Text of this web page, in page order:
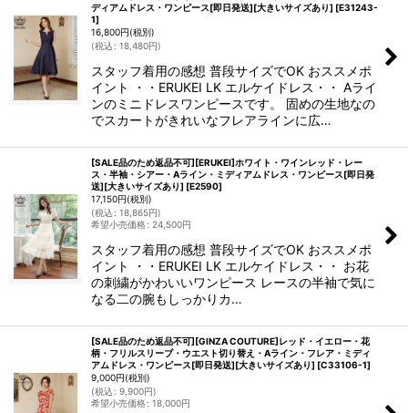
ディアムドレス・ワンピース[即日発送][大きいサイズあり] [E31243-
1]
16,800円(税別)
(税込 : 18,480円)
スタッフ着用の感想 普段サイズでOK おススメポ
イント ・・ERUKEI LK エルケイドレス・・ Aライ
ンのミニドレスワンピースです。 固めの生地なの
でスカートがきれいなフレアラインに広…
[SALE品のため返品不可][ERUKEI]ホワイト・ワインレッド・レー
ス・半袖・シアー・Aライン・ミディアムドレス・ワンピース[即日発
送][大きいサイズあり] [E2590]
17,150円(税別)
(税込 : 18,865円)
希望小売価格: 24,500円
スタッフ着用の感想 普段サイズでOK おススメポ
イント ・・ERUKEI LK エルケイドレス・・ お花
の刺繍がかわいいワンピース レースの半袖で気に
なる二の腕もしっかりカ…
[SALE品のため返品不可][GINZA COUTURE]レッド・イエロー・花
柄・フリルスリーブ・ウエスト切り替え・Aライン・フレア・ミディ
アムドレス・ワンピース[即日発送][大きいサイズあり] [C33106-1]
9,000円(税別)
(税込 : 9,900円)
希望小売価格: 18,000円